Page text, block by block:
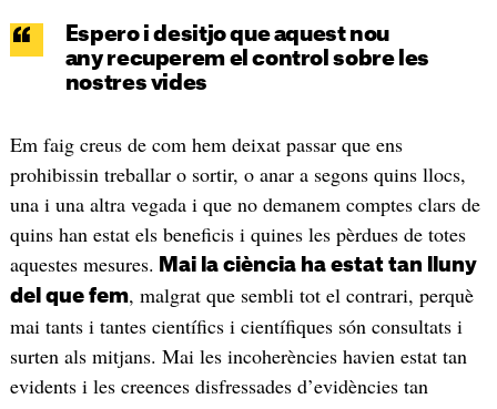
Espero i desitjo que aquest nou
any recuperem el control sobre les
nostres vides
Em faig creus de com hem deixat passar que ens
prohibissin treballar o sortir, o anar a segons quins llocs,
una i una altra vegada i que no demanem comptes clars de
quins han estat els beneficis i quines les pèrdues de totes
aquestes mesures. Mai la ciència ha estat tan lluny
del que fem, malgrat que sembli tot el contrari, perquè
mai tants i tantes científics i científiques són consultats i
surten als mitjans. Mai les incoherències havien estat tan
evidents i les creences disfressades d’evidències tan